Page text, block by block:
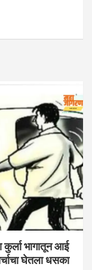
भागातून आई
घेतला धसका